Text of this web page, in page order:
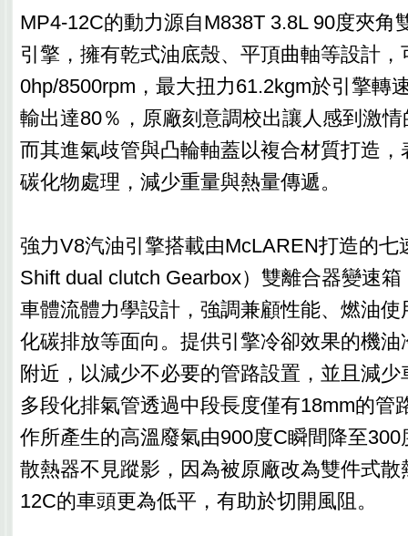
MP4-12C的動力源自M838T 3.8L 90度夾角
引擎，擁有乾式油底殼、平頂曲軸等設計
0hp/8500rpm，最大扭力61.2kgm於引擎轉
輸出達80％，原廠刻意調校出讓人感到激
而其進氣歧管與凸輪軸蓋以複合材質打造
碳化物處理，減少重量與熱量傳遞。
強力V8汽油引擎搭載由McLAREN打造的七
Shift dual clutch Gearbox）雙離合器變速
車體流體力學設計，強調兼顧性能、燃油
化碳排放等面向。提供引擎冷卻效果的機
附近，以減少不必要的管路設置，並且減
多段化排氣管透過中段長度僅有18mm的管
作所產生的高溫廢氣由900度C瞬間降至
散熱器不見蹤影，因為被原廠改為雙件式
12C的車頭更為低平，有助於切開風阻。